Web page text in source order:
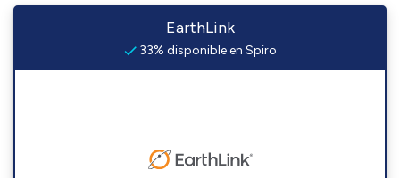
EarthLink
33% disponible en Spiro